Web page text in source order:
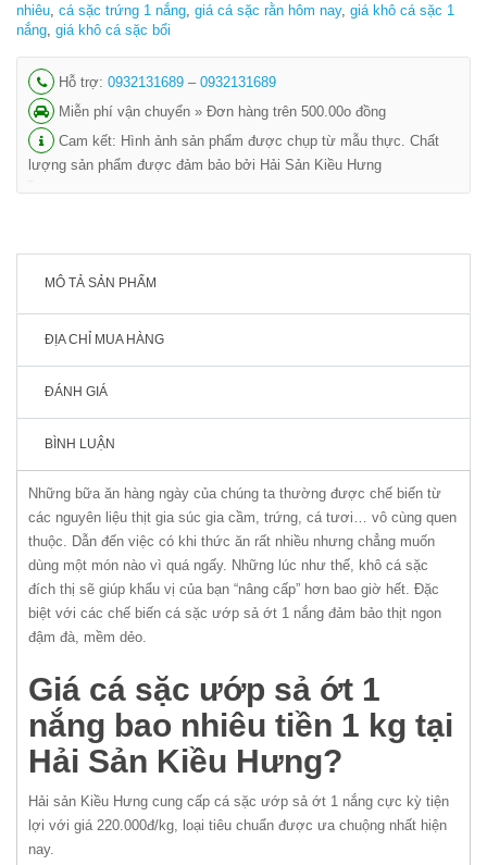
nhiêu, cá sặc trứng 1 nắng, giá cá sặc rằn hôm nay, giá khô cá sặc 1
nắng, giá khô cá sặc bổi
Hỗ trợ: 0932131689 – 0932131689
Miễn phí vận chuyển » Đơn hàng trên 500.00o đồng
Cam kết: Hình ảnh sản phẩm được chụp từ mẫu thực. Chất
lượng sản phẩm được đảm bảo bởi Hải Sản Kiều Hưng
MÔ TẢ SẢN PHẨM
ĐỊA CHỈ MUA HÀNG
ĐÁNH GIÁ
BÌNH LUẬN
Những bữa ăn hàng ngày của chúng ta thường được chế biến từ
các nguyên liệu thịt gia súc gia cầm, trứng, cá tươi… vô cùng quen
thuộc. Dẫn đến việc có khi thức ăn rất nhiều nhưng chẳng muốn
dùng một món nào vì quá ngấy. Những lúc như thế, khô cá sặc
đích thị sẽ giúp khẩu vị của bạn “nâng cấp” hơn bao giờ hết. Đặc
biệt với các chế biến cá sặc ướp sả ớt 1 nắng đảm bảo thịt ngon
đậm đà, mềm dẻo.
Giá cá sặc ướp sả ớt 1
nắng bao nhiêu tiền 1 kg tại
Hải Sản Kiều Hưng?
Hải sản Kiều Hưng cung cấp cá sặc ướp sả ớt 1 nắng cực kỳ tiện
lợi với giá 220.000đ/kg, loại tiêu chuẩn được ưa chuộng nhất hiện
nay.